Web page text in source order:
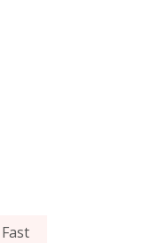
Fast